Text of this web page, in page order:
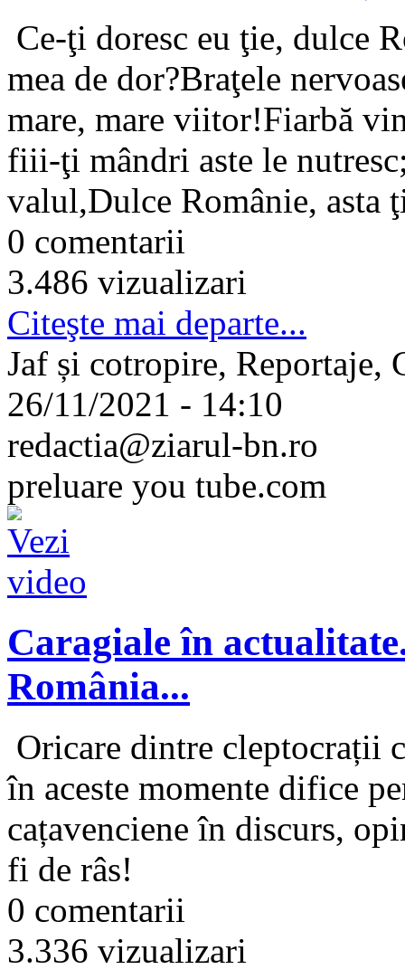
Ce-ţi doresc eu ţie, dulce
mea de dor?Braţele
mare, mare viitor!Fiarbă
fiii-ţi mândri aste le
valul,Dulce Românie, asta
0 comentarii
3.486 vizualizari
Citeşte mai departe...
Jaf și cotropire, Reportaje,
26/11/2021 - 14:10
redactia@ziarul-bn.ro
preluare you tube.com
Caragiale în
România...
Oricare dintre cleptocrații
în aceste momente difice
cațavenciene în discurs,
fi de râs!
0 comentarii
3.336 vizualizari